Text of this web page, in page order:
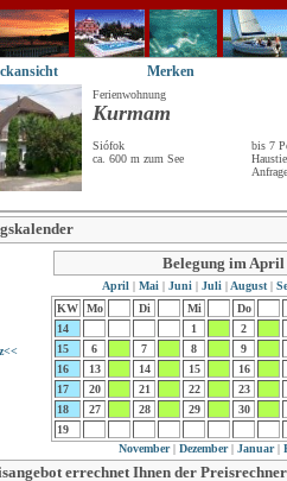
Merken
Ferienwohnung
Kurmam
Siófok
ca. 600 m zum See
bis 7
Belegung im April
April| Mai| Juni| Juli| August|
KW
Mo Di Mi
Do
14
1
2
15
6 7 8
9
16
13 14 15
16
17
20 21 22
23
18
27 28 29
30
19
November| Dezember| Januar|
errechnet Ihnen der